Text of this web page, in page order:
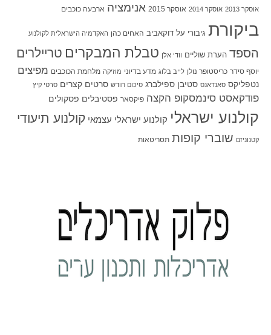
אוסקר 2013 אוסקר 2014 אוסקר 2015 אנימציה ארבעה כוכבים
ביקורת גיבורי על דוקאביב האחים כהן האקדמיה הישראלית לקולנוע
הספד הערת שוליים וודי אלן טבלת המבקרים טריילרים
יוסף סידר כריסטופר נולן לייב בלוג מדע בדיוני מוזיקה מלחמת הכוכבים מפיצים
נטפליקס סאנדאנס סטיבן ספילברג סיכום חודש סרטים קצרים סרטי קיץ
פודקאסט סינמסקופ הקצה פיקסאר פסטיבלים פסקולים
קולנוע ישראלי קולנוע ישראלי עצמאי קולנוע תיעודי
קטנוניזם שוברי קופות תסריטאות